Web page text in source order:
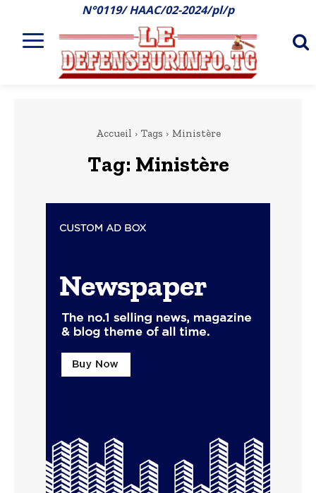
N°0119/ HAAC/02-2024/pl/p
Accueil Tags Ministère
Tag: Ministère